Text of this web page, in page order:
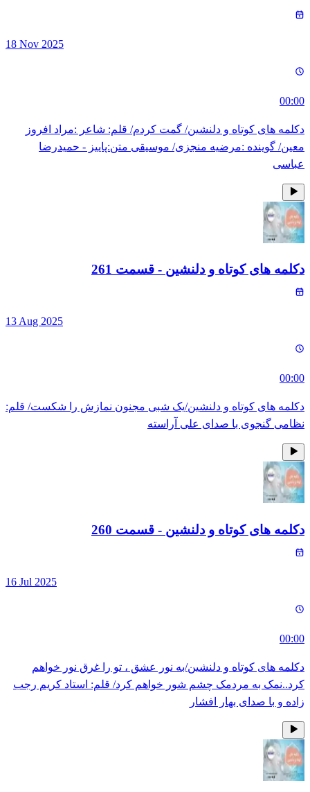
18 Nov 2025
00:00
دکلمه های کوتاه و دلنشین/ گمت کردم/ قلم: شاعر :مراد افروز
معین/ گوینده :مرضیه منجزی/ موسیقی متن:پاییز - حمیدرضا
عباسی
دکلمه های کوتاه و دلنشین - قسمت 261
13 Aug 2025
00:00
دکلمه های کوتاه و دلنشین/یک شبی مجنون نمازش را شکست/ قلم:
نظامی گنجوی با صدای علی آراسته
دکلمه های کوتاه و دلنشین - قسمت 260
16 Jul 2025
00:00
دکلمه های کوتاه و دلنشین/به نور عشق ، تو را غرق نور خواهم
کرد..نمک به مردمک چشم شور خواهم کرد/ قلم: استاد کریم رجب
زاده و با صدای بهار افشار